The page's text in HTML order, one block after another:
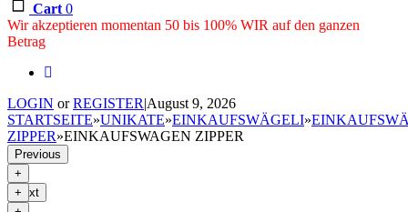
Cart 0
Wir akzeptieren momentan 50 bis 100% WIR auf den ganzen
Betrag
LOGIN orREGISTER|August 9, 2026
STARTSEITE»UNIKATE»EINKAUFSWÄGELI»
ZIPPER»EINKAUFSWAGEN ZIPPER
Previous
Next